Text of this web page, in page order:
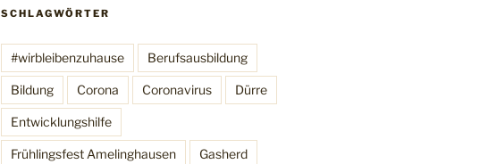
SCHLAGWÖRTER
#wirbleibenzuhause Berufsausbildung
Bildung Corona Coronavirus Dürre
Entwicklungshilfe
Frühlingsfest Amelinghausen Gasherd